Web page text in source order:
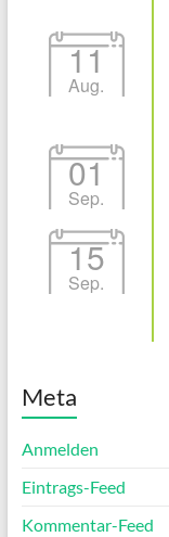
11
Aug.
01
Sep.
15
Sep.
Meta
Anmelden
Eintrags-Feed
Kommentar-Feed